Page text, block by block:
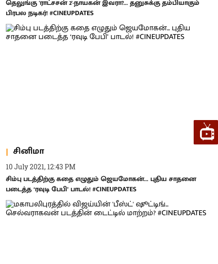
தெலுங்கு 'ராட்சசன் 2'-நாயகன் இவரா?... தனுசுக்கு தம்பியாகும்
பிரபல நடிகர்! #CINEUPDATES
சினிமா
10 July 2021, 12:43 PM
சிம்பு படத்திற்கு கதை எழுதும் ஜெயமோகன்... புதிய சாதனை
படைத்த ‘ரவுடி பேபி’ பாடல்! #CINEUPDATES